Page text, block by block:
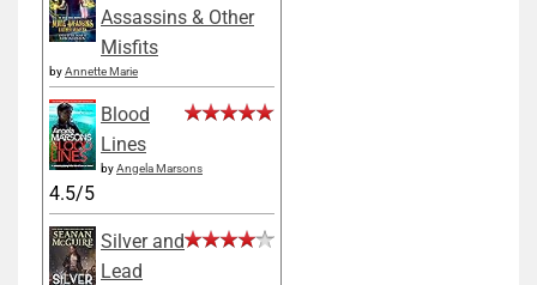
Assassins & Other
Misfits
byAnnette Marie
Blood
Lines
byAngela Marsons
4.5/5
Silver and
Lead